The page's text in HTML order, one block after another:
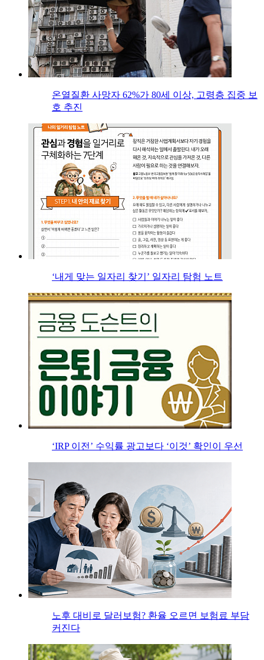
온열질환 사망자 62%가 80세 이상, 고령층 집중 보
호 추진
‘내게 맞는 일자리 찾기’ 일자리 탐험 노트
‘IRP 이전’ 수익률 광고보다 ‘이것’ 확인이 우선
노후 대비로 달러보험? 환율 오르면 보험료 부담
커진다